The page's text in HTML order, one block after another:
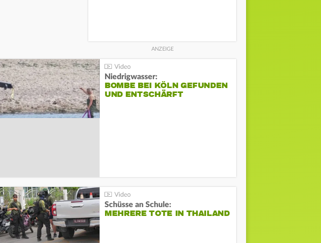
Niedrigwasser:
BOMBE BEI KÖLN GEFUNDEN
UND ENTSCHÄRFT
Schüsse an Schule:
MEHRERE TOTE IN THAILAND